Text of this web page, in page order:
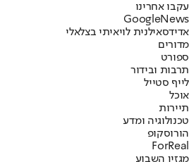
עקבו אחרינו
Googl eNews
אדידסאילנית לויאיתי בצלאלי
מדורים
ספורט
תרבות ובידור
לייף סטייל
אוכל
תיירות
טכנולוגיה ומדע
הורוסקופ
ForReal
מגזין השבוע